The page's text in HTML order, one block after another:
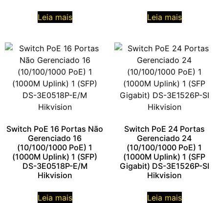
Leia mais Leia mais
Switch PoE 16 Portas Não
Gerenciado 16
(10/100/1000 PoE) 1
(1000M Uplink) 1 (SFP)
DS-3E0518P-E/M
Hikvision
Leia mais
Switch PoE 24 Portas
Gerenciado 24
(10/100/1000 PoE) 1
(1000M Uplink) 1 (SFP
Gigabit) DS-3E1526P-SI
Hikvision
Leia mais